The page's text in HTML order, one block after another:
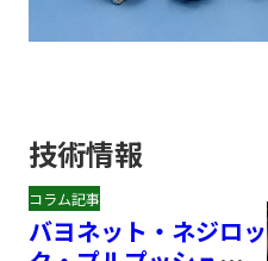
技術情報
コラム記事
バヨネット・ネジロッ